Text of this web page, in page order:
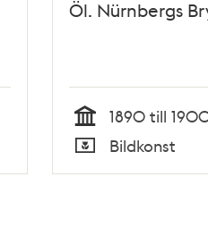
Öl. Nürnbergs
Tid
1890 till
Typ
Bildkonst